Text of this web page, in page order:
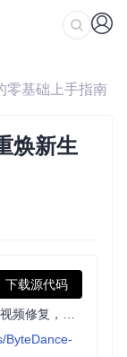
零基础上手指南
焕新生
下载源代码
ByteDance-